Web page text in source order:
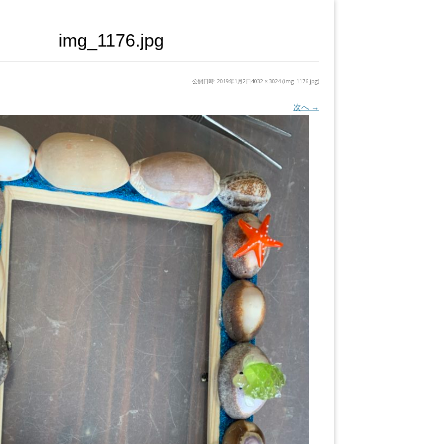
img_1176.jpg
公開日時: 2019年1月2日4032 × 3024 (img_1176.jpg)
次へ →